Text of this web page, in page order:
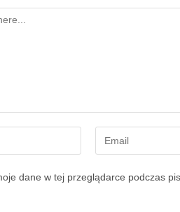
dane w tej przeglądarce podczas